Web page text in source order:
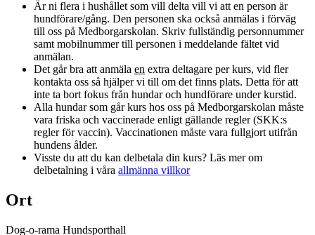
Är ni flera i hushållet som vill delta vill vi att en person är
hundförare/gång. Den personen ska också anmälas i förväg
till oss på Medborgarskolan. Skriv fullständig personnummer
samt mobilnummer till personen i meddelande fältet vid
anmälan.
Det går bra att anmäla en extra deltagare per kurs, vid fler
kontakta oss så hjälper vi till om det finns plats. Detta för att
inte ta bort fokus från hundar och hundförare under kurstid.
Alla hundar som går kurs hos oss på Medborgarskolan måste
vara friska och vaccinerade enligt gällande regler (SKK:s
regler för vaccin). Vaccinationen måste vara fullgjort utifrån
hundens ålder.
Visste du att du kan delbetala din kurs? Läs mer om
delbetalning i våra allmänna villkor
Ort
Dog-o-rama Hundsporthall